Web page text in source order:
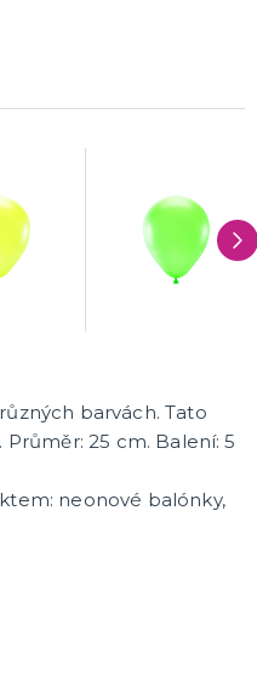
barvách. Tato
25 cm. Balení: 5
neonové balónky,